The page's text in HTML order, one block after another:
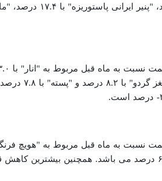
"کشمش
"قارچ" با ۸.۶ درصد و "پیاز" با ۶.۷ درصد می باشد.